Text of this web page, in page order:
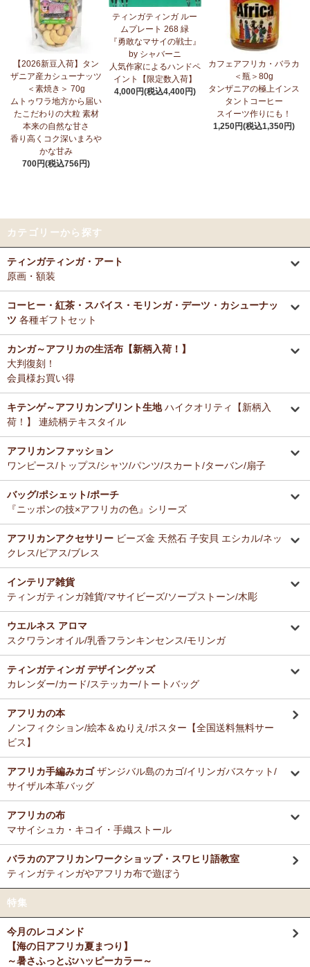
【2026新豆入荷】タン
ザニア産カシューナッツ
＜素焼き＞ 70g
ムトゥワラ地方から届い
たこだわりの大粒 素材
本来の自然な甘さ
香り高くコク深いまろや
かな甘み
700円(税込756円)
ティンガティンガ ルー
ムプレート 268 緑
『勇敢なマサイの戦士』
by シャバーニ
人気作家によるハンドペ
イント【限定数入荷】
4,000円(税込4,400円)
カフェアフリカ・バラカ
＜瓶＞80g
タンザニアの極上インス
タントコーヒー
スイーツ作りにも！
1,250円(税込1,350円)
カテゴリーから探す
ティンガティンガ・アート
原画・額装
コーヒー・紅茶・スパイス・モリンガ・デーツ・カシューナッ
ツ 各種ギフトセット
カンガ～アフリカの生活布【新柄入荷！】
大判復刻！
会員様お買い得
キテンゲ～アフリカンプリント生地ハイクオリティ【新柄入
荷！】 連続柄テキスタイル
アフリカンファッション
ワンピース/トップス/シャツ/パンツ/スカート/ターバン/扇子
バッグ/ポシェット/ポーチ
『ニッポンの技×アフリカの色』シリーズ
アフリカンアクセサリー ビーズ金 天然石 子安貝 エシカル/ネッ
クレス/ピアス/ブレス
インテリア雑貨
ティンガティンガ雑貨/マサイビーズ/ソープストーン/木彫
ウエルネス アロマ
スクワランオイル/乳香フランキンセンス/モリンガ
ティンガティンガ デザイングッズ
カレンダー/カード/ステッカー/トートバッグ
アフリカの本
ノンフィクション/絵本＆ぬりえ/ポスター【全国送料無料サー
ビス】
アフリカ手編みカゴザンジバル島のカゴ/イリンガバスケット/
サイザル本革バッグ
アフリカの布
マサイシュカ・キコイ・手織ストール
バラカのアフリカンワークショップ・スワヒリ語教室
ティンガティンガやアフリカ布で遊ぼう
特集
今月のレコメンド
【海の日アフリカ夏まつり】
～暑さふっとぶハッピーカラー～